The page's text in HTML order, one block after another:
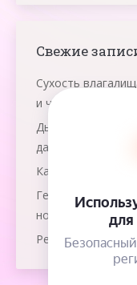
Свежие
Сухость
и что помогает
Дыхание
даосская практика
Как победить рак
Гемолитическая
новорожденного?
Резус-конфликт